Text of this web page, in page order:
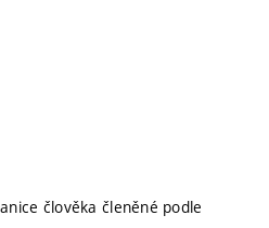
člověka členěné podle